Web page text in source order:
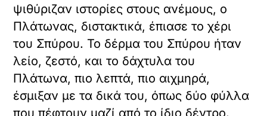
ψιθύριζαν ιστορίες στους ανέμους, ο
Πλάτωνας, διστακτικά, έπιασε το χέρι
του Σπύρου. Το δέρμα του Σπύρου ήταν
λείο, ζεστό, και το δάχτυλα του
Πλάτωνα, πιο λεπτά, πιο αιχμηρά,
έσμιξαν με τα δικά του, όπως δύο φύλλα
που πέφτουν μαζί από το ίδιο δέντρο.